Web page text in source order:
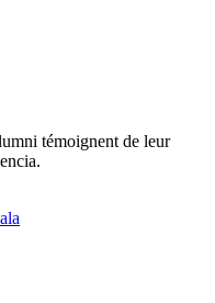
témoignent de leur